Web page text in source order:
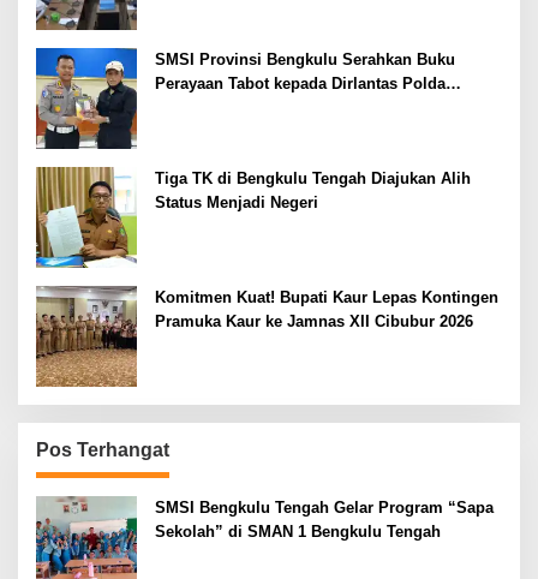
SMSI Provinsi Bengkulu Serahkan Buku
Perayaan Tabot kepada Dirlantas Polda
Tiga TK di Bengkulu Tengah Diajukan Alih
Status Menjadi Negeri
Komitmen Kuat! Bupati Kaur Lepas Kontingen
Pramuka Kaur ke Jamnas XII Cibubur 2026
Pos Terhangat
SMSI Bengkulu Tengah Gelar Program “Sapa
Sekolah” di SMAN 1 Bengkulu Tengah